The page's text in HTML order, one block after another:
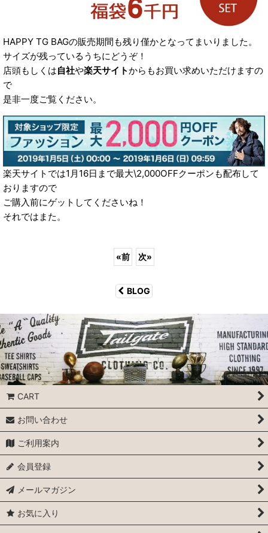
HAPPY TG BAGの販売期間も残り僅かとなってまいりました。
サイズが残っているうちにどうぞ！
店頭もしくは自社や楽天サイトからもお買い求めいただけますの
で
是非一度ご覧ください。
楽天サイトでは1月16日まで最大\2,000OFFクーポンも配布して
おりますので
ご購入前にゲットしてくださいね！
それではまた。
«前 次»
BLOG
CART
お問い合わせ
ご利用案内
会員登録
メールマガジン
お気に入り